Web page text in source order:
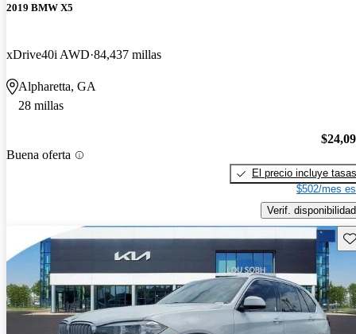
2019 BMW X5
xDrive40i AWD 84,437 millas
Alpharetta, GA
28 millas
Buena oferta
El precio incluye tasas
$502/mes
Verif. disponibilidad